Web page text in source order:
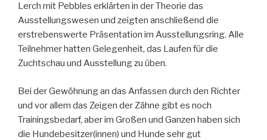
Lerch mit Pebbles erklärten in der Theorie das
Ausstellungswesen und zeigten anschließend die
erstrebenswerte Präsentation im Ausstellungsring. Alle
Teilnehmer hatten Gelegenheit, das Laufen für die
Zuchtschau und Ausstellung zu üben.
Bei der Gewöhnung an das Anfassen durch den Richter
und vor allem das Zeigen der Zähne gibt es noch
Trainingsbedarf, aber im Großen und Ganzen haben sich
die Hundebesitzer(innen) und Hunde sehr gut